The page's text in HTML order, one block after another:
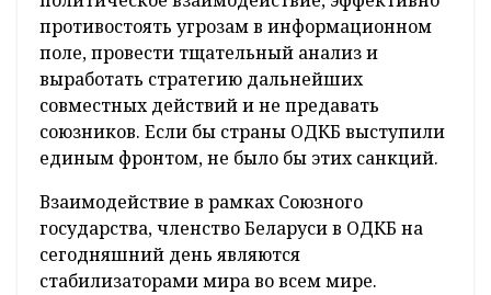
противостоять угрозам в информационном
поле, провести тщательный анализ и
выработать стратегию дальнейших
совместных действий и не предавать
союзников. Если бы страны ОДКБ выступили
единым фронтом, не было бы этих санкций.
Взаимодействие в рамках Союзного
государства, членство Беларуси в ОДКБ на
сегодняшний день являются
стабилизаторами мира во всем мире.